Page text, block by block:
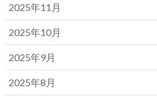
2025年11月
2025年10月
2025年9月
2025年8月